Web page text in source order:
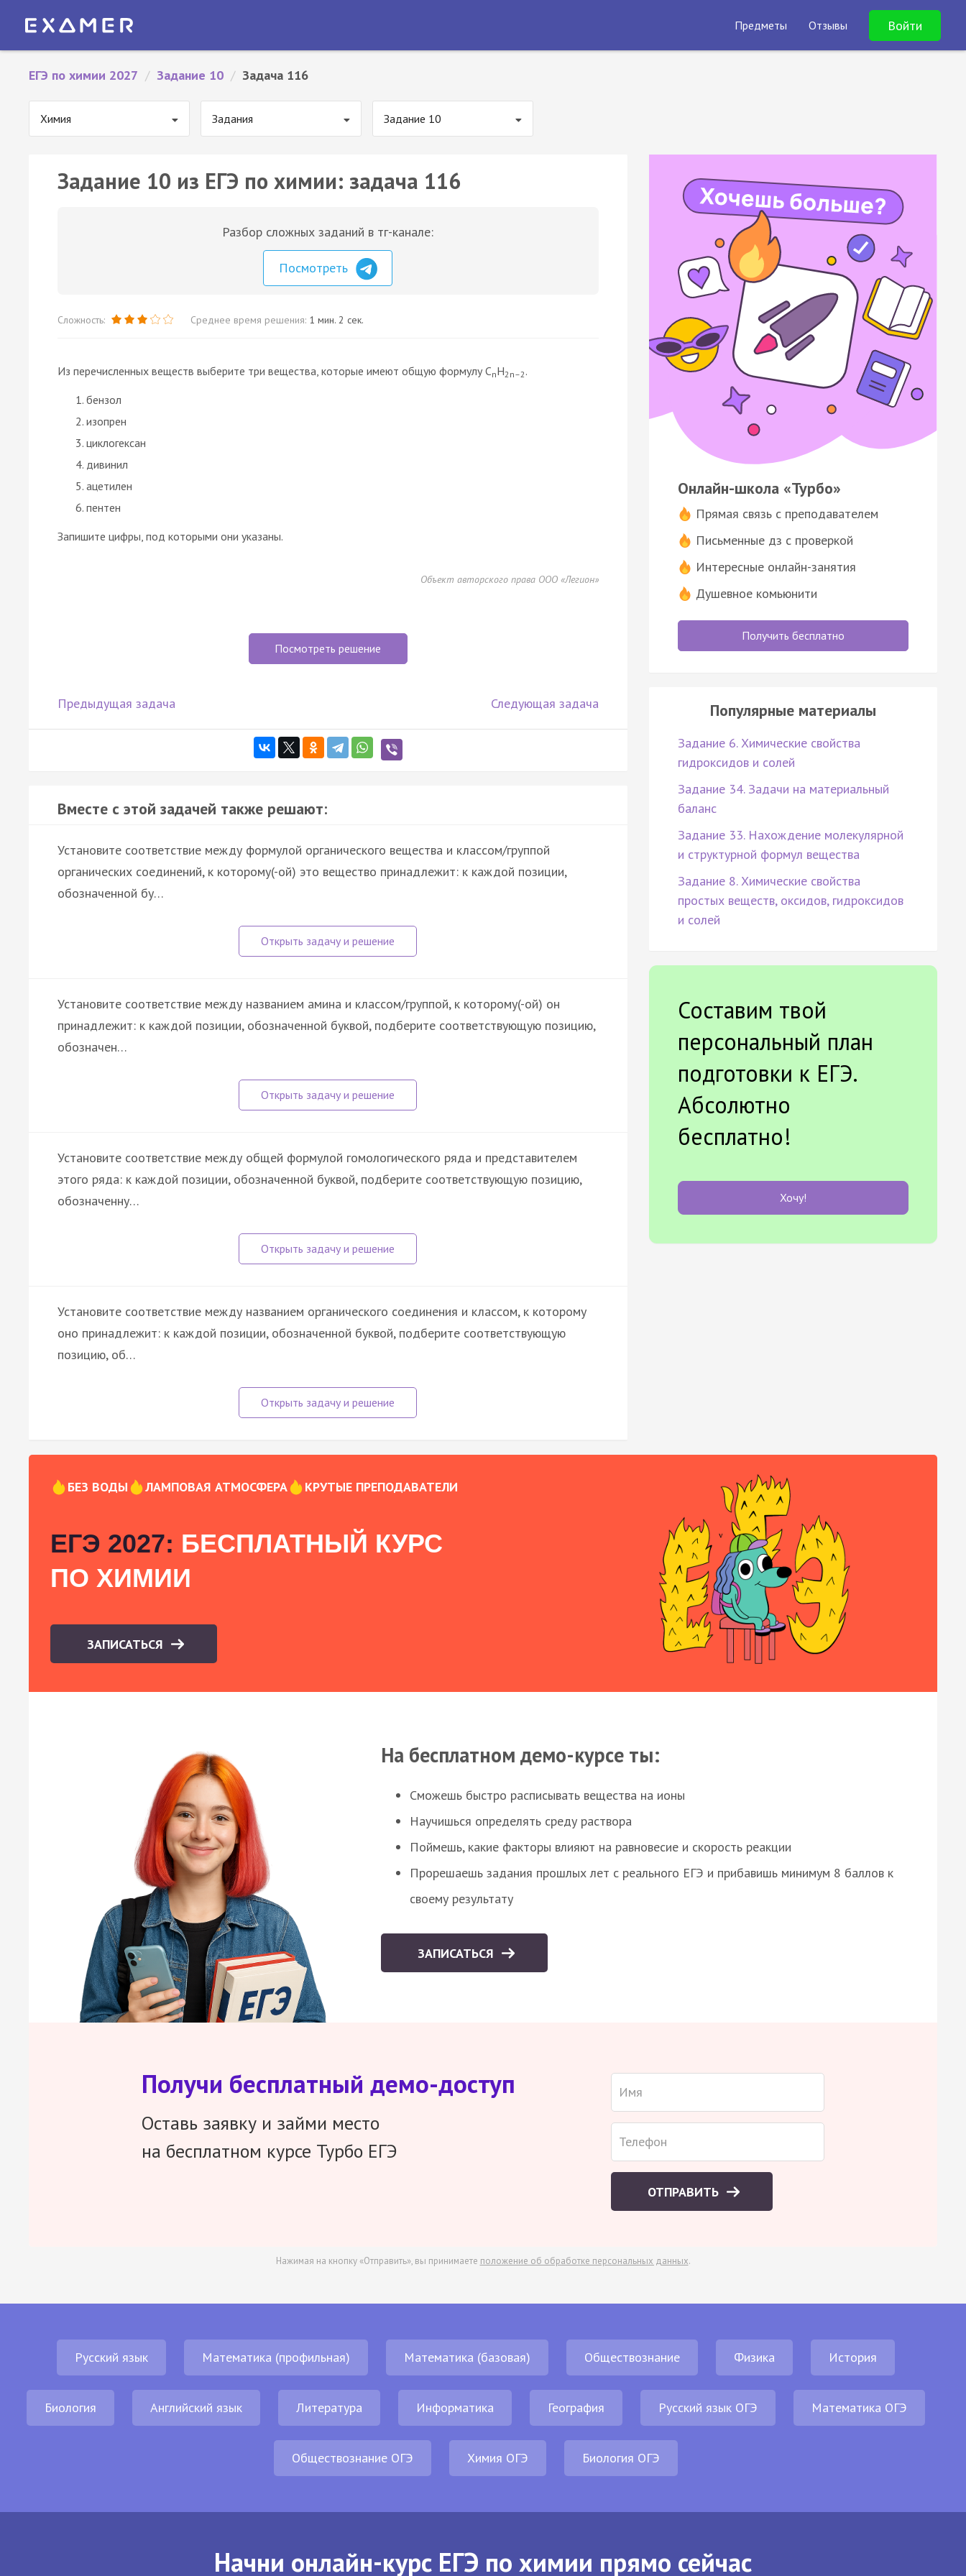
Предметы Отзывы Войти
ЕГЭ по химии 2027 / Задание 10 / Задача 116
Химия Задания Задание 10
Задание 10 из ЕГЭ по химии: задача 116
Разбор сложных заданий в тг-канале:
Посмотреть
Сложность: Среднее время решения: 1 мин. 2 сек.
Из перечисленных веществ выберите три вещества, которые имеют общую формулу CnH2n–2 .
бензол
изопрен
циклогексан
дивинил
ацетилен
пентен
Запишите цифры, под которыми они указаны.
Объект авторского права ООО «Легион»
Посмотреть решение
Предыдущая задача Следующая задача
Вместе с этой задачей также решают:
Установите соответствие между формулой органического вещества и классом/группой
органических соединений, к которому(-ой) это вещество принадлежит: к каждой позиции,
обозначенной бу…
Установите соответствие между названием амина и классом/группой, к которому(-ой) он
принадлежит: к каждой позиции, обозначенной буквой, подберите соответствующую позицию,
обозначен…
Установите соответствие между общей формулой гомологического ряда и представителем
этого ряда: к каждой позиции, обозначенной буквой, подберите соответствующую позицию,
обозначенну…
Установите соответствие между названием органического соединения и классом, к которому
оно принадлежит: к каждой позиции, обозначенной буквой, подберите соответствующую
позицию, об…
Онлайн-школа «Турбо»
Прямая связь с преподавателем
Письменные дз с проверкой
Интересные онлайн-занятия
Душевное комьюнити
Получить бесплатно
Популярные материалы
Задание 6. Химические свойства
гидроксидов и солей
Задание 34. Задачи на материальный
баланс
Задание 33. Нахождение молекулярной
и структурной формул вещества
Задание 8. Химические свойства
простых веществ, оксидов, гидроксидов
и солей
Составим твой
персональный план
подготовки к ЕГЭ.
Абсолютно
бесплатно!
Хочу!
БЕЗ ВОДЫ ЛАМПОВАЯ АТМОСФЕРА КРУТЫЕ ПРЕПОДАВАТЕЛИ
ЕГЭ 2027: БЕСПЛАТНЫЙ КУРС
ПО ХИМИИ
ЗАПИСАТЬСЯ
На бесплатном демо-курсе ты:
Сможешь быстро расписывать вещества на ионы
Научишься определять среду раствора
Поймешь, какие факторы влияют на равновесие и скорость реакции
Прорешаешь задания прошлых лет с реального ЕГЭ и прибавишь минимум 8 баллов к
своему результату
ЗАПИСАТЬСЯ
Получи бесплатный демо-доступ
Оставь заявку и займи место
на бесплатном курсе Турбо ЕГЭ
ОТПРАВИТЬ
Нажимая на кнопку «Отправить», вы принимаете положение об обработке персональных данных.
Русский язык Математика (профильная) Математика (базовая) Обществознание Физика История
Биология Английский язык Литература Информатика География Русский язык ОГЭ Математика ОГЭ
Обществознание ОГЭ Химия ОГЭ Биология ОГЭ
Начни онлайн-курс ЕГЭ по химии прямо сейчас